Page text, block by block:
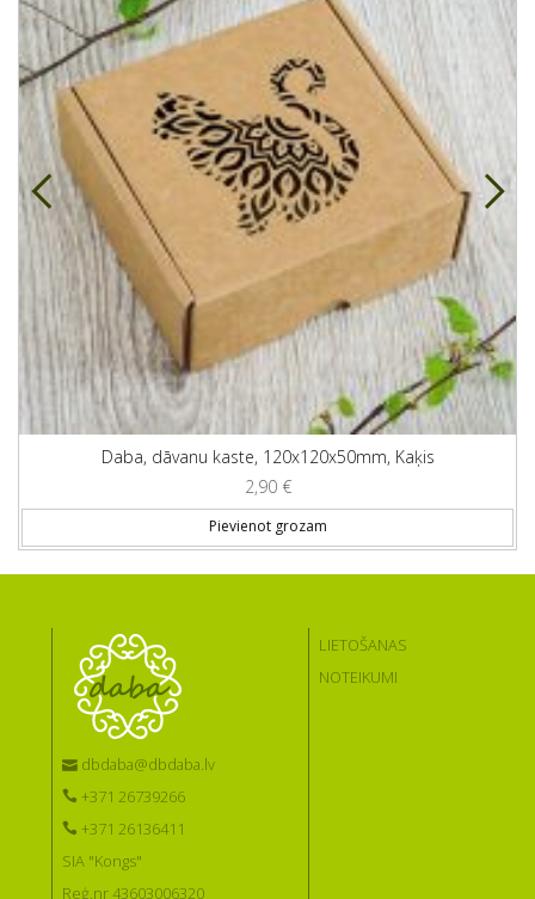
Daba, dāvanu kaste, 120x120x50mm, Kaķis
2,90 €
Pievienot grozam
dbdaba@dbdaba.lv
+371 26739266
+371 26136411
SIA "Kongs"
Reģ.nr 43603006320
LIETOŠANAS
NOTEIKUMI